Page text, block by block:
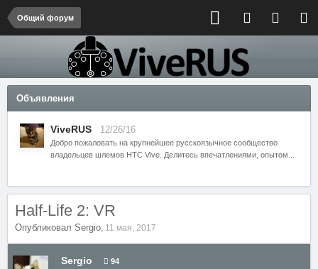
Общий форум
Объявления
ViveRUS 12/26/16
Добро пожаловать на крупнейшее русскоязычное сообщество
владельцев шлемов HTC Vive. Делитесь впечатлениями, опытом...
Half-Life 2: VR
Опубликовал Sergio, 11 мая, 2017
Sergio 94